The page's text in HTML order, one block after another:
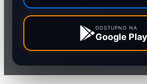
DOSTUPNO NA
Google Play